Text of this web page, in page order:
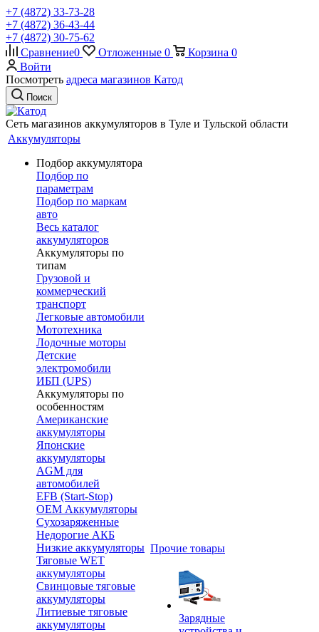
+7 (4872) 33-73-28
+7 (4872) 36-43-44
+7 (4872) 30-75-62
Сравнение0 Отложенные 0 Корзина 0
Войти
Посмотреть адреса магазинов Катод
Поиск
Сеть магазинов аккумуляторов в Туле и Тульской области
Аккумуляторы
Подбор аккумулятора
Подбор по
параметрам
Подбор по маркам
авто
Весь каталог
аккумуляторов
Аккумуляторы по
типам
Грузовой и
коммерческий
транспорт
Легковые автомобили
Мототехника
Лодочные моторы
Детские
электромобили
ИБП (UPS)
Аккумуляторы по
особенностям
Американские
аккумуляторы
Японские
аккумуляторы
AGM для
автомобилей
EFB (Start-Stop)
OEM Аккумуляторы
Сухозаряженные
Недорогие АКБ
Низкие аккумуляторы
Тяговые WET
аккумуляторы
Свинцовые тяговые
аккумуляторы
Литиевые тяговые
аккумуляторы
Прочие товары
Зарядные